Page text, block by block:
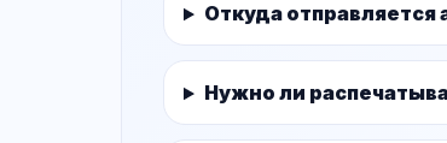
Откуда
Нужно ли